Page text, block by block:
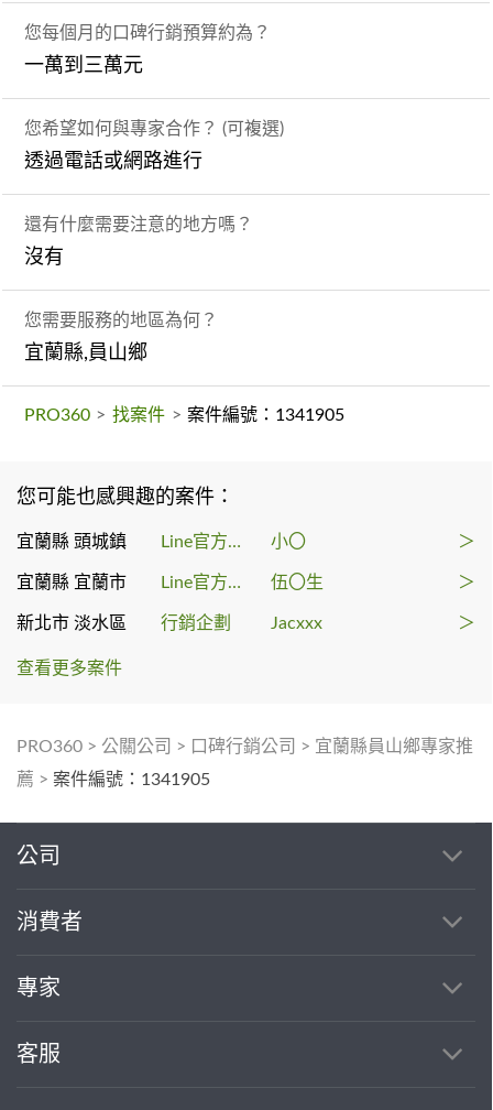
您每個月的口碑行銷預算約為？
一萬到三萬元
您希望如何與專家合作？ (可複選)
透過電話或網路進行
還有什麼需要注意的地方嗎？
沒有
您需要服務的地區為何？
宜蘭縣,員山鄉
PRO360 > 找案件 > 案件編號：1341905
您可能也感興趣的案件：
宜蘭縣 頭城鎮 Line官方帳號代操 小〇 ＞
宜蘭縣 宜蘭市 Line官方帳號代操 伍〇生 ＞
新北市 淡水區 行銷企劃 Jacxxx ＞
查看更多案件
PRO360 > 公關公司 > 口碑行銷公司 > 宜蘭縣員山鄉專家推
薦 > 案件編號：1341905
公司
消費者
專家
客服